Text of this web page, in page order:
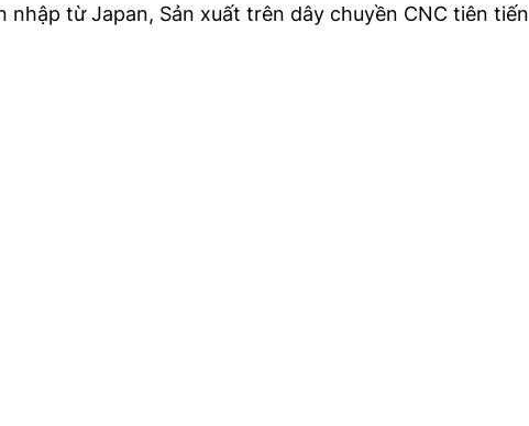
nhập từ Japan, Sản xuất trên dây chuyền CNC tiên tiến